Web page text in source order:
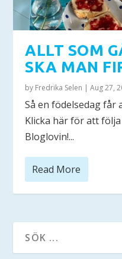
ALLT SOM
SKA MAN
by Fredrika Selen |Aug 27,
Så en födelsedag får
Klicka här för att
Bloglovin!...
Read More